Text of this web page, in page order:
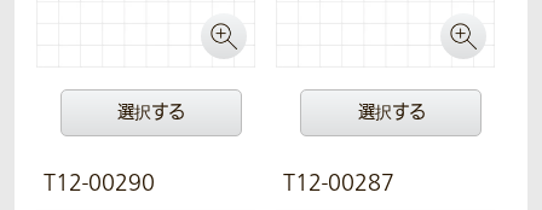
選択する 選択する
T12-00290 T12-00287